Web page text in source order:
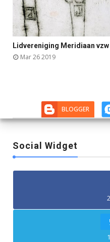
  
Lidvereniging Meridiaan
Mar 26 2019
BLOGGER
Social Widget